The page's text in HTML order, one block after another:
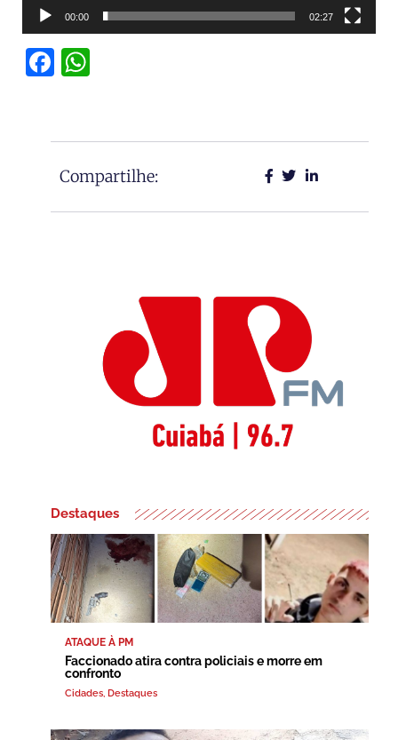
00:00 02:27
Facebook
Compartilhe:
Destaques
ATAQUE À PM
Faccionado atira contra policiais e morre em
confronto
Cidades, Destaques